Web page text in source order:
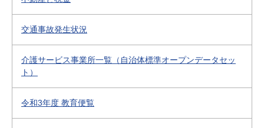
交通事故発生状況
介護サービス事業所一覧（自治体標準オープンデータセッ
ト）
令和3年度 教育便覧